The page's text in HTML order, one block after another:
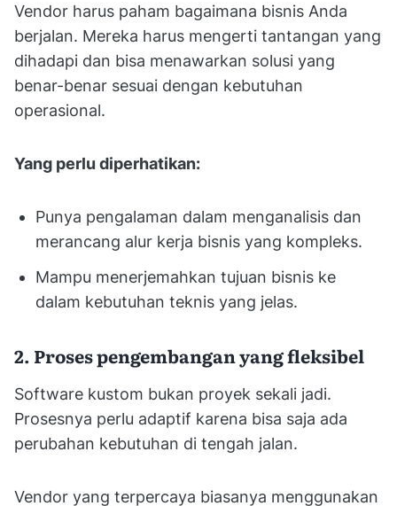
Vendor harus paham bagaimana bisnis Anda
berjalan. Mereka harus mengerti tantangan yang
dihadapi dan bisa menawarkan solusi yang
benar-benar sesuai dengan kebutuhan
operasional.
Yang perlu diperhatikan:
Punya pengalaman dalam menganalisis dan
merancang alur kerja bisnis yang kompleks.
Mampu menerjemahkan tujuan bisnis ke
dalam kebutuhan teknis yang jelas.
2. Proses pengembangan yang fleksibel
Software kustom bukan proyek sekali jadi.
Prosesnya perlu adaptif karena bisa saja ada
perubahan kebutuhan di tengah jalan.
Vendor yang terpercaya biasanya menggunakan